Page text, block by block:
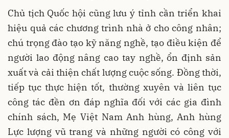
Chủ tịch Quốc hội cũng lưu ý tỉnh cần triển khai
hiệu quả các chương trình nhà ở cho công nhân;
chú trọng đào tạo kỹ năng nghề, tạo điều kiện để
người lao động nâng cao tay nghề, ổn định sản
xuất và cải thiện chất lượng cuộc sống. Đồng thời,
tiếp tục thực hiện tốt, thường xuyên và liên tục
công tác đền ơn đáp nghĩa đối với các gia đình
chính sách, Mẹ Việt Nam Anh hùng, Anh hùng
Lực lượng vũ trang và những người có công với